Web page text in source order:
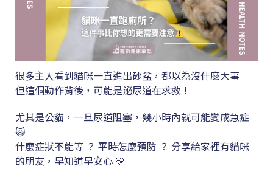
很多主人看到貓咪一直進出砂盆，都以為沒什麼大事
但這個動作背後，可能是泌尿道在求救 !
尤其是公貓，一旦尿道阻塞，幾小時內就可能變成急症
🙀
什麼症狀不能等 ？ 平時怎麼預防 ？ 分享給家裡有貓咪
的朋友，早知道早安心 💛